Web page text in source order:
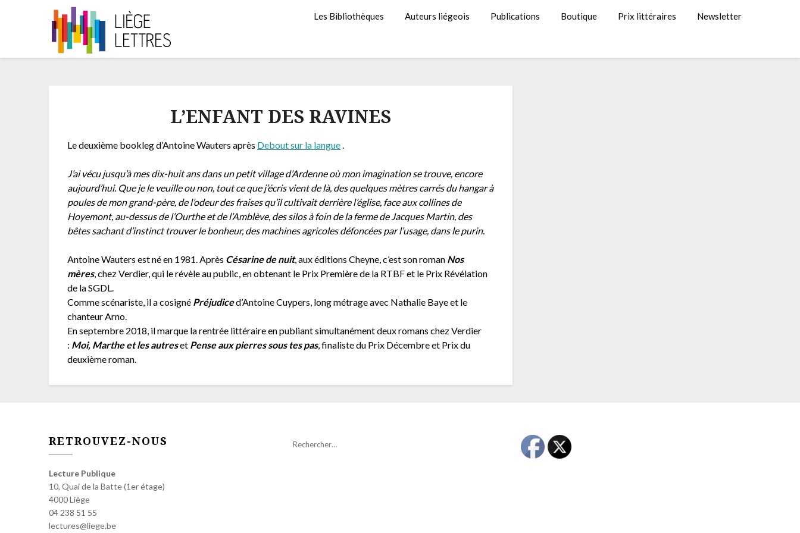
Les Bibliothèques Auteurs liégeois Publications Boutique Prix littéraires Newsletter
L’ENFANT DES RAVINES
Le deuxième bookleg d’Antoine Wauters après Debout sur la langue.
J’ai vécu jusqu’à mes dix-huit ans dans un petit village d’Ardenne où mon imagination se trouve, encore
aujourd’hui. Que je le veuille ou non, tout ce que j’écris vient de là, des quelques mètres carrés du hangar à
poules de mon grand-père, de l’odeur des fraises qu’il cultivait derrière l’église, face aux collines de
Hoyemont, au-dessus de l’Ourthe et de l’Amblève, des silos à foin de la ferme de Jacques Martin, des
bêtes sachant d’instinct trouver le bonheur, des machines agricoles défoncées par l’usage, dans le purin.
Antoine Wauters est né en 1981. Après Césarine de nuit, aux éditions Cheyne, c’est son roman Nos
mères, chez Verdier, qui le révèle au public, en obtenant le Prix Première de la RTBF et le Prix Révélation
de la SGDL.
Comme scénariste, il a cosigné Préjudiced’Antoine Cuypers, long métrage avec Nathalie Baye et le
chanteur Arno.
En septembre 2018, il marque la rentrée littéraire en publiant simultanément deux romans chez Verdier
: Moi, Marthe et lesautreset Pense aux pierres sous tes pas, finaliste du Prix Décembre et Prix du
deuxième roman.
RETROUVEZ-NOUS
Lecture Publique
10, Quai de la Batte (1er étage)
4000 Liège
04 238 51 55
lectures@liege.be